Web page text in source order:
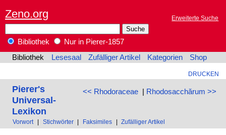
Zeno.org Erweiterte Suche
Bibliothek
Nur in Pierer-1857
Bibliothek
Lesesaal Zufälliger Artikel Kategorien Shop
DRUCKEN
<< Rhodoraceae| Rhodosacchărum >>
Pierer's
Universal-
Lexikon
Vorwort Stichwörter Faksimiles Zufälliger Artikel